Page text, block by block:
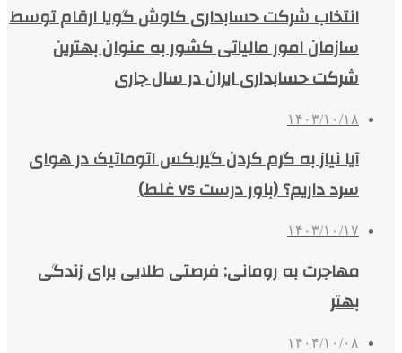
انتخاب شرکت حسابداری کاوش گویا ارقام توسط
سازمان امور مالیاتی کشور به عنوان بهترین
شرکت حسابداری ایران در سال جاری
۱۴۰۳/۱۰/۱۸
آیا نیاز به گرم کردن گیربکس اتوماتیک در هوای
سرد داریم؟ (باور درست vs غلط)
۱۴۰۳/۱۰/۱۷
مهاجرت به رومانی: فرصتی طلایی برای زندگی
بهتر
۱۴۰۴/۱۰/۰۸